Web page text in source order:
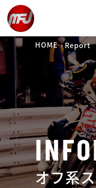
HOME Report
オフ系